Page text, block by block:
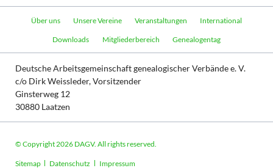
Navigation
Über uns Unsere Vereine Veranstaltungen International
Downloads Mitgliederbereich Genealogentag
Deutsche Arbeitsgemeinschaft genealogischer Verbände e. V.
c/o Dirk Weissleder, Vorsitzender
Ginsterweg 12
30880 Laatzen
© Copyright 2026 DAGV. All rights reserved.
Navigation
Sitemap Datenschutz Impressum